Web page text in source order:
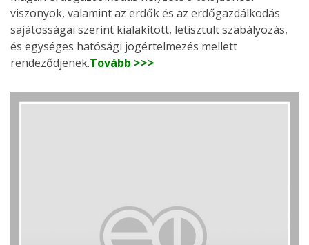
viszonyok, valamint az erdők és az erdőgazdálkodás
sajátosságai szerint kialakított, letisztult szabályozás,
és egységes hatósági jogértelmezés mellett
rendeződjenek.Tovább >>>